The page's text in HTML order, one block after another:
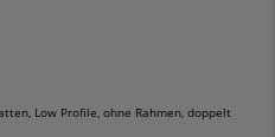
Low Profile, ohne Rahmen, doppelt